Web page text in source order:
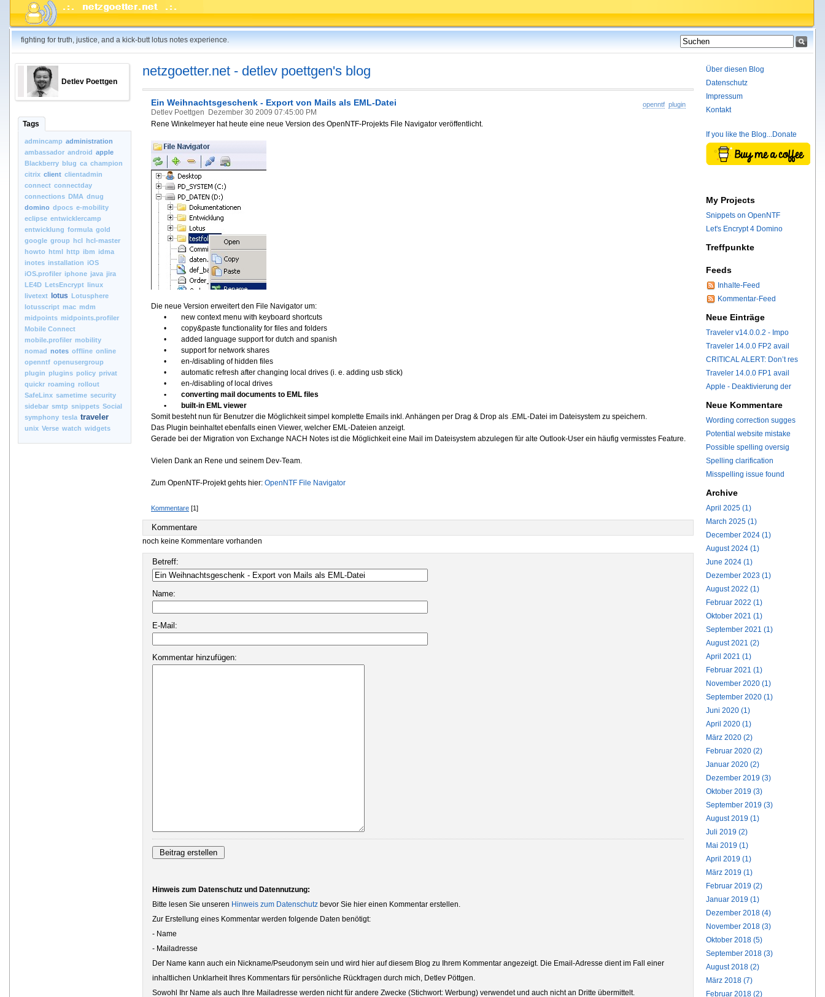
fighting for truth, justice, and a kick-butt lotus notes experience.
Detlev Poettgen
Tags
admincamp administration
ambassador android apple
Blackberry blug ca champion
citrix client clientadmin
connect connectday
connections DMA dnug
domino dpocs e-mobility
eclipse entwicklercamp
entwicklung formula gold
google group hcl hcl-master
howto html http ibm idma
inotes installation iOS
iOS.profiler iphone java jira
LE4D LetsEncrypt linux
livetext
lotus Lotusphere
lotusscript mac mdm
midpoints midpoints.profiler
Mobile Connect
mobile.profiler mobility
nomad notes offline online
openntf openusergroup
plugin plugins policy privat
quickr roaming rollout
SafeLinx sametime security
sidebar smtp snippets Social
symphony tesla traveler
unix Verse watch widgets
netzgoetter.net - detlev poettgen's blog
openntf plugin
Ein Weihnachtsgeschenk - Export von Mails als EML-Datei
Detlev Poettgen
Dezember 30 2009 07:45:00 PM
Rene Winkelmeyer hat heute eine neue Version des OpenNTF-Projekts File Navigator veröffentlicht.
Die neue Version erweitert den File Navigator um:
• new context menu with keyboard shortcuts
• copy&paste functionality for files and folders
• added language support for dutch and spanish
• support for network shares
• en-/disabling of hidden files
• automatic refresh after changing local drives (i. e. adding usb stick)
• en-/disabling of local drives
• converting mail documents to EML files
• built-in EML viewer
Somit besteht nun für Benutzer die Möglichkeit simpel komplette Emails inkl. Anhängen per Drag & Drop als .EML-Datei im Dateisystem zu speichern.
Das Plugin beinhaltet ebenfalls einen Viewer, welcher EML-Dateien anzeigt.
Gerade bei der Migration von Exchange NACH Notes ist die Möglichkeit eine Mail im Dateisystem abzulegen für alte Outlook-User ein häufig vermisstes Feature.
Vielen Dank an Rene und seinem Dev-Team.
Zum OpenNTF-Projekt gehts hier: OpenNTF File Navigator
Kommentare [1]
Kommentare
noch keine Kommentare vorhanden
Betreff:
Name:
E-Mail:
Kommentar hinzufügen:
Hinweis zum Datenschutz und Datennutzung:
Bitte lesen Sie unseren Hinweis zum Datenschutz bevor Sie hier einen Kommentar erstellen.
Zur Erstellung eines Kommentar werden folgende Daten benötigt:
- Name
- Mailadresse
Der Name kann auch ein Nickname/Pseudonym sein und wird hier auf diesem Blog zu Ihrem Kommentar angezeigt. Die Email-Adresse dient im Fall einer
inhaltlichen Unklarheit Ihres Kommentars für persönliche Rückfragen durch mich, Detlev Pöttgen.
Sowohl Ihr Name als auch Ihre Mailadresse werden nicht für andere Zwecke (Stichwort: Werbung) verwendet und auch nicht an Dritte übermittelt.
Über diesen Blog
Datenschutz
Impressum
Kontakt
If you like the Blog...Donate
My Projects
Snippets on OpenNTF
Let's Encrypt 4 Domino
Treffpunkte
Feeds
Inhalte-Feed
Kommentar-Feed
Neue Einträge
Traveler v14.0.0.2 - Impo
Traveler 14.0.0 FP2 avail
CRITICAL ALERT: Don’t res
Traveler 14.0.0 FP1 avail
Apple - Deaktivierung der
Neue Kommentare
Wording correction sugges
Potential website mistake
Possible spelling oversig
Spelling clarification
Misspelling issue found
Archive
April 2025 (1)
March 2025 (1)
December 2024 (1)
August 2024 (1)
June 2024 (1)
Dezember 2023 (1)
August 2022 (1)
Februar 2022 (1)
Oktober 2021 (1)
September 2021 (1)
August 2021 (2)
April 2021 (1)
Februar 2021 (1)
November 2020 (1)
September 2020 (1)
Juni 2020 (1)
April 2020 (1)
März 2020 (2)
Februar 2020 (2)
Januar 2020 (2)
Dezember 2019 (3)
Oktober 2019 (3)
September 2019 (3)
August 2019 (1)
Juli 2019 (2)
Mai 2019 (1)
April 2019 (1)
März 2019 (1)
Februar 2019 (2)
Januar 2019 (1)
Dezember 2018 (4)
November 2018 (3)
Oktober 2018 (5)
September 2018 (3)
August 2018 (2)
März 2018 (7)
Februar 2018 (2)